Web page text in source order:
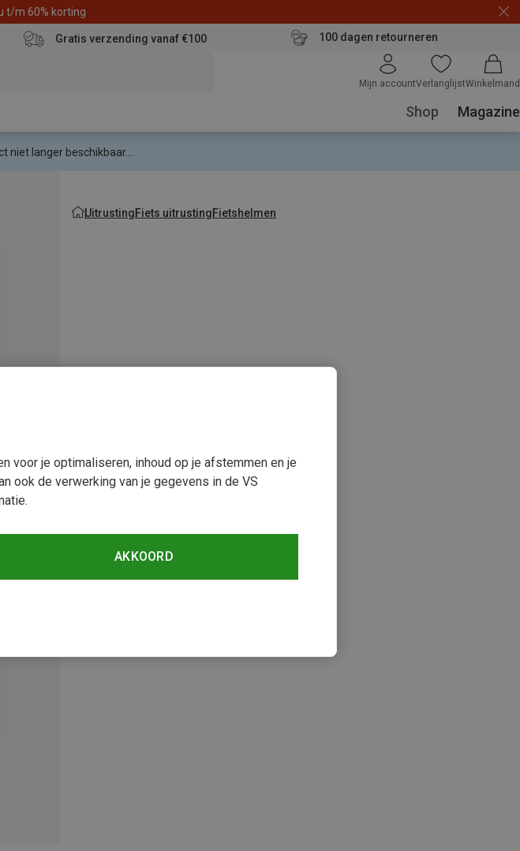
t/m 60% korting
Gratis verzending vanaf €100 100 dagen retourneren
Mijn accountVerlanglijstWinkelmand
Shop Magazine
niet langer beschikbaar....
UitrustingFiets uitrustingFietshelmen
voor je optimaliseren, inhoud op je afstemmen en je
ook de verwerking van je gegevens in de VS
AKKOORD